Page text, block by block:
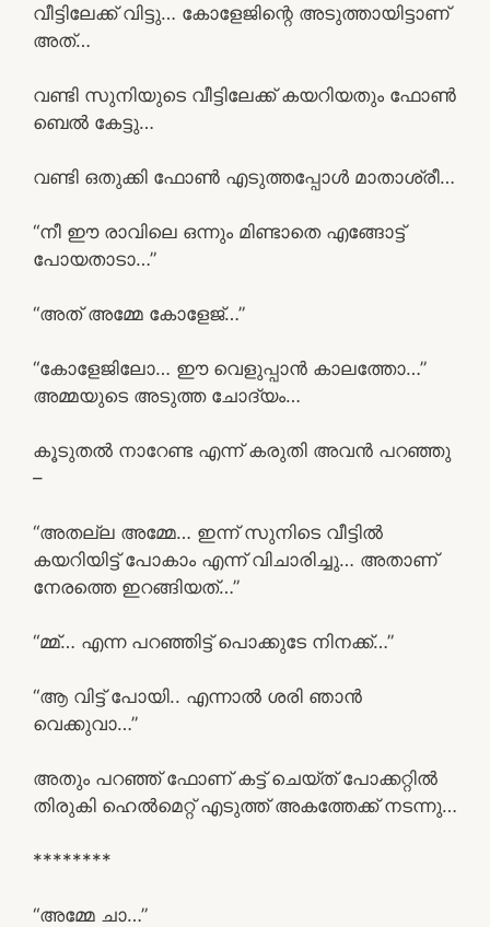
വീട്ടിലേക്ക് വിട്ടു… കോളേജിന്റെ അടുത്തായിട്ടാണ്
അത്…
വണ്ടി സുനിയുടെ വീട്ടിലേക്ക് കയറിയതും ഫോൺ
ബെൽ കേട്ടു…
വണ്ടി ഒതുക്കി ഫോൺ എടുത്തപ്പോൾ മാതാശ്രീ…
“നീ ഈ രാവിലെ ഒന്നും മിണ്ടാതെ എങ്ങോട്ട്
പോയതാടാ…”
“അത് അമ്മേ കോളേജ്…”
“കോളേജിലോ… ഈ വെളുപ്പാൻ കാലത്തോ…”
അമ്മയുടെ അടുത്ത ചോദ്യം…
കൂടുതൽ നാറേണ്ട എന്ന് കരുതി അവൻ പറഞ്ഞു
–
“അതല്ല അമ്മേ… ഇന്ന് സുനിടെ വീട്ടിൽ
കയറിയിട്ട് പോകാം എന്ന് വിചാരിച്ചു… അതാണ്
നേരത്തെ ഇറങ്ങിയത്…”
“മ്മ്… എന്ന പറഞ്ഞിട്ട് പൊക്കുടേ നിനക്ക്…”
“ആ വിട്ട് പോയി.. എന്നാൽ ശരി ഞാൻ
വെക്കുവാ…”
അതും പറഞ്ഞ് ഫോണ് കട്ട്‌ ചെയ്ത് പോക്കറ്റിൽ
തിരുകി ഹെൽമെറ്റ്‌ എടുത്ത് അകത്തേക്ക് നടന്നു…
********
“അമ്മേ ചാ…”